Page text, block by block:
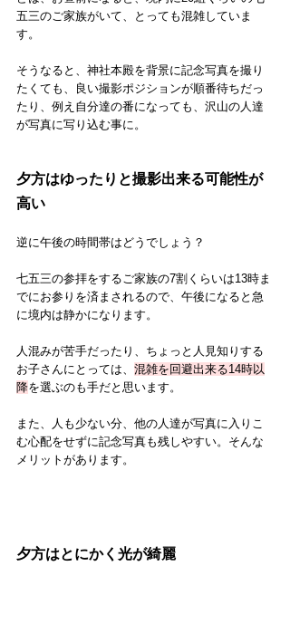
五三のご家族がいて、とっても混雑していま
す。
そうなると、神社本殿を背景に記念写真を撮り
たくても、良い撮影ポジションが順番待ちだっ
たり、例え自分達の番になっても、沢山の人達
が写真に写り込む事に。
夕方はゆったりと撮影出来る可能性が
高い
逆に午後の時間帯はどうでしょう？
七五三の参拝をするご家族の7割くらいは13時ま
でにお参りを済まされるので、午後になると急
に境内は静かになります。
人混みが苦手だったり、ちょっと人見知りする
お子さんにとっては、 混雑を回避出来る14時以
降を選ぶのも手だと思います。
また、人も少ない分、他の人達が写真に入りこ
む心配をせずに記念写真も残しやすい。そんな
メリットがあります。
夕方はとにかく光が綺麗